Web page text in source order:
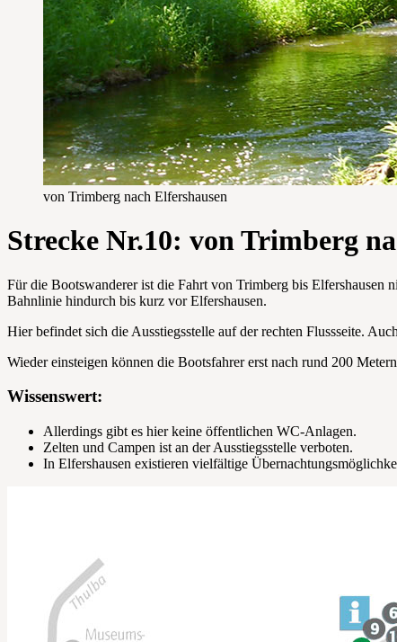
von Trimberg nach Elfershausen
Strecke Nr.10: von Trimberg
Für die Bootswanderer ist die Fahrt von Trimberg bis
Bahnlinie hindurch bis kurz vor Elfershausen.
Hier befindet sich die Ausstiegsstelle auf der rechten Flussseite.
Wieder einsteigen können die Bootsfahrer erst nach rund 200
Wissenswert:
Allerdings gibt es hier keine öffentlichen WC-Anlagen.
Zelten und Campen ist an der Ausstiegsstelle verboten.
In Elfershausen existieren vielfältige